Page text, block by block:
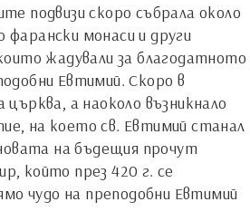
подвизи скоро събрала около
монаси и други
жадували за благодатното
Евтимий. Скоро в
а наоколо възникнало
на което св. Евтимий станал
на бъдещия прочут
който през 420 г. се
чудо на преподобни Евтимий